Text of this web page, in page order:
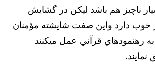
ناچيز هم باشد ليكن در گشايش
خوب دارد واين صفت شايشته مؤمنان
رهنمودهاي قرآني عمل ميكنند